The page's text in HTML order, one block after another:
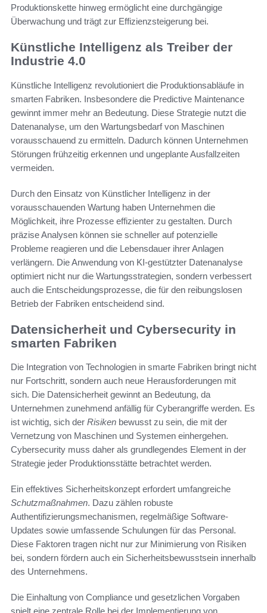
Produktionskette hinweg ermöglicht eine durchgängige
Überwachung und trägt zur Effizienzsteigerung bei.
Künstliche Intelligenz als Treiber der
Industrie 4.0
Künstliche Intelligenz revolutioniert die Produktionsabläufe in
smarten Fabriken. Insbesondere die Predictive Maintenance
gewinnt immer mehr an Bedeutung. Diese Strategie nutzt die
Datenanalyse, um den Wartungsbedarf von Maschinen
vorausschauend zu ermitteln. Dadurch können Unternehmen
Störungen frühzeitig erkennen und ungeplante Ausfallzeiten
vermeiden.
Durch den Einsatz von Künstlicher Intelligenz in der
vorausschauenden Wartung haben Unternehmen die
Möglichkeit, ihre Prozesse effizienter zu gestalten. Durch
präzise Analysen können sie schneller auf potenzielle
Probleme reagieren und die Lebensdauer ihrer Anlagen
verlängern. Die Anwendung von KI-gestützter Datenanalyse
optimiert nicht nur die Wartungsstrategien, sondern verbessert
auch die Entscheidungsprozesse, die für den reibungslosen
Betrieb der Fabriken entscheidend sind.
Datensicherheit und Cybersecurity in
smarten Fabriken
Die Integration von Technologien in smarte Fabriken bringt nicht
nur Fortschritt, sondern auch neue Herausforderungen mit
sich. Die Datensicherheit gewinnt an Bedeutung, da
Unternehmen zunehmend anfällig für Cyberangriffe werden. Es
ist wichtig, sich der Risiken bewusst zu sein, die mit der
Vernetzung von Maschinen und Systemen einhergehen.
Cybersecurity muss daher als grundlegendes Element in der
Strategie jeder Produktionsstätte betrachtet werden.
Ein effektives Sicherheitskonzept erfordert umfangreiche
Schutzmaßnahmen. Dazu zählen robuste
Authentifizierungsmechanismen, regelmäßige Software-
Updates sowie umfassende Schulungen für das Personal.
Diese Faktoren tragen nicht nur zur Minimierung von Risiken
bei, sondern fördern auch ein Sicherheitsbewusstsein innerhalb
des Unternehmens.
Die Einhaltung von Compliance und gesetzlichen Vorgaben
spielt eine zentrale Rolle bei der Implementierung von